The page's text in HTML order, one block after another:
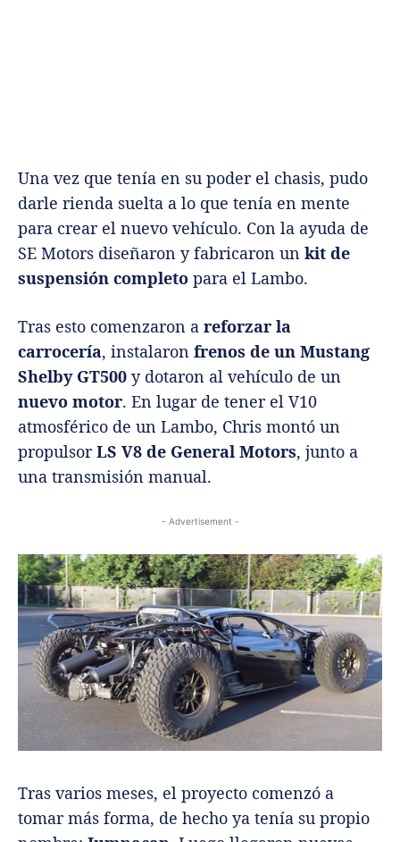
Una vez que tenía en su poder el chasis, pudo
darle rienda suelta a lo que tenía en mente
para crear el nuevo vehículo. Con la ayuda de
SE Motors diseñaron y fabricaron un kit de
suspensión completo para el Lambo.
Tras esto comenzaron a reforzar la
carrocería, instalaron frenos de un Mustang
Shelby GT500 y dotaron al vehículo de un
nuevo motor. En lugar de tener el V10
atmosférico de un Lambo, Chris montó un
propulsorLS V8 de General Motors, junto a
una transmisión manual.
- Advertisement -
Tras varios meses, el proyecto comenzó a
tomar más forma, de hecho ya tenía su propio